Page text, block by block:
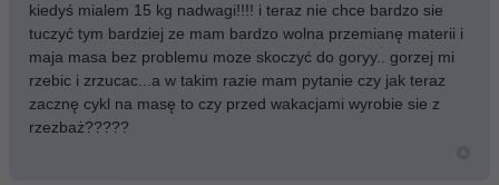
kiedyś mialem 15 kg nadwagi!!!! i teraz nie chce bardzo sie
tuczyć tym bardziej ze mam bardzo wolna przemianę materii i
maja masa bez problemu moze skoczyć do goryy.. gorzej mi
rzebic i zrzucac...a w takim razie mam pytanie czy jak teraz
zacznę cykl na masę to czy przed wakacjami wyrobie sie z
rzezbaż?????